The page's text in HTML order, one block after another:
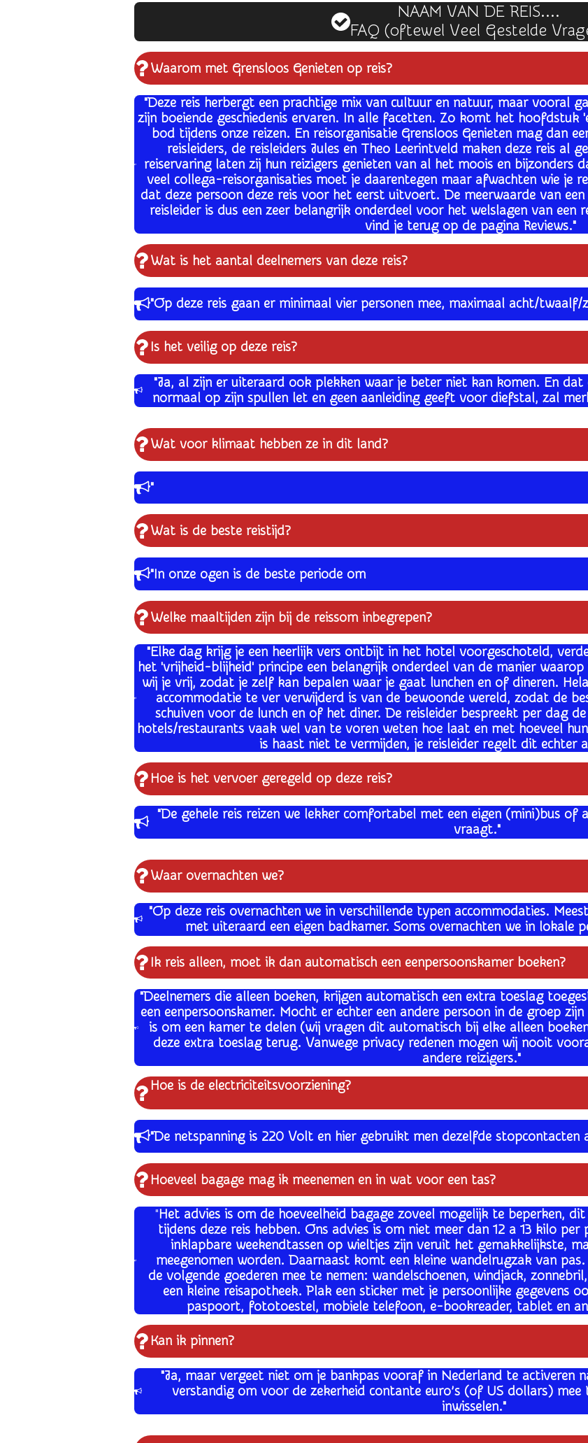
NAAM VAN DE REIS....
FAQ (oftewel Veel Gestelde
Waarom met Grensloos Genieten op reis?
"Deze reis herbergt een prachtige mix van cultuur en natuur, maar vooral
zijn boeiende geschiedenis ervaren. In alle facetten. Zo komt het hoofdstuk
bod tijdens onze reizen. En reisorganisatie Grensloos Genieten mag dan
reisleiders, de reisleiders Jules en Theo Leerintveld maken deze reis al
reiservaring laten zij hun reizigers genieten van al het moois en bijzonders
veel collega-reisorganisaties moet je daarentegen maar afwachten wie je
dat deze persoon deze reis voor het eerst uitvoert. De meerwaarde van
reisleider is dus een zeer belangrijk onderdeel voor het welslagen van een
vind je terug op de pagina Reviews."
Wat is het aantal deelnemers van deze reis?
"Op deze reis gaan er minimaal vier personen mee, maximaal acht/twaalf/
Is het veilig op deze reis?
"Ja, al zijn er uiteraard ook plekken waar je beter niet kan komen. En
normaal op zijn spullen let en geen aanleiding geeft voor diefstal, zal
Wat voor klimaat hebben ze in dit land?
"
Wat is de beste reistijd?
"In onze ogen is de beste periode om
Welke maaltijden zijn bij de reissom inbegrepen?
"Elke dag krijg je een heerlijk vers ontbijt in het hotel voorgeschoteld,
het 'vrijheid-blijheid' principe een belangrijk onderdeel van de manier
wij je vrij, zodat je zelf kan bepalen waar je gaat lunchen en of dineren.
accommodatie te ver verwijderd is van de bewoonde wereld, zodat de
schuiven voor de lunch en of het diner. De reisleider bespreekt per dag
hotels/restaurants vaak wel van te voren weten hoe laat en met hoeveel
is haast niet te vermijden, je reisleider regelt dit echter
Hoe is het vervoer geregeld op deze reis?
"De gehele reis reizen we lekker comfortabel met een eigen (mini)bus of
vraagt."
Waar overnachten we?
"Op deze reis overnachten we in verschillende typen accommodaties.
met uiteraard een eigen badkamer. Soms overnachten we in lokale
Ik reis alleen, moet ik dan automatisch een eenpersoonskamer boeken?
"Deelnemers die alleen boeken, krijgen automatisch een extra toeslag
een eenpersoonskamer. Mocht er echter een andere persoon in de groep
is om een kamer te delen (wij vragen dit automatisch bij elke alleen
deze extra toeslag terug. Vanwege privacy redenen mogen wij nooit
andere reizigers."
Hoe is de electriciteitsvoorziening?
"De netspanning is 220 Volt en hier gebruikt men dezelfde stopcontacten
Hoeveel bagage mag ik meenemen en in wat voor een tas?
"Het advies is om de hoeveelheid bagage zoveel mogelijk te beperken,
tijdens deze reis hebben. Ons advies is om niet meer dan 12 a 13 kilo
inklapbare weekendtassen op wieltjes zijn veruit het gemakkelijkste,
meegenomen worden. Daarnaast komt een kleine wandelrugzak van
de volgende goederen mee te nemen: wandelschoenen, windjack,
een kleine reisapotheek. Plak een sticker met je persoonlijke gegevens
paspoort, fototoestel, mobiele telefoon, e-bookreader, tablet en
Kan ik pinnen?
"Ja, maar vergeet niet om je bankpas vooraf in Nederland te activeren
verstandig om voor de zekerheid contante euro’s (of US dollars)
inwisselen."